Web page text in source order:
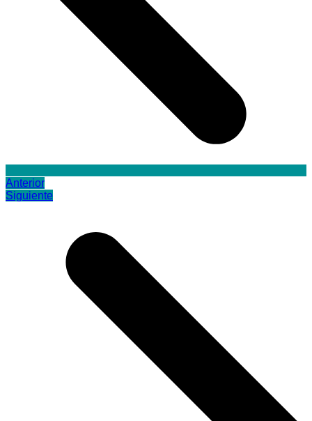
Anterior
Siguiente